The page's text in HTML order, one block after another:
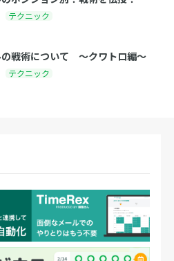
テクニック
の戦術について 〜クワトロ編〜
テクニック